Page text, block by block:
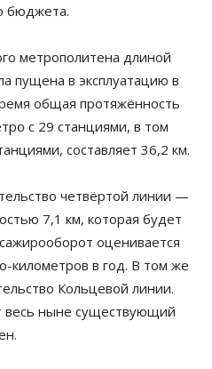
бюджета.
метрополитена длиной
пущена в эксплуатацию в
общая протяжённость
с 29 станциями, в том
составляет 36,2 км.
четвёртой линии —
7,1 км, которая будет
оценивается
километров в год. В том же
Кольцевой линии.
весь ныне существующий